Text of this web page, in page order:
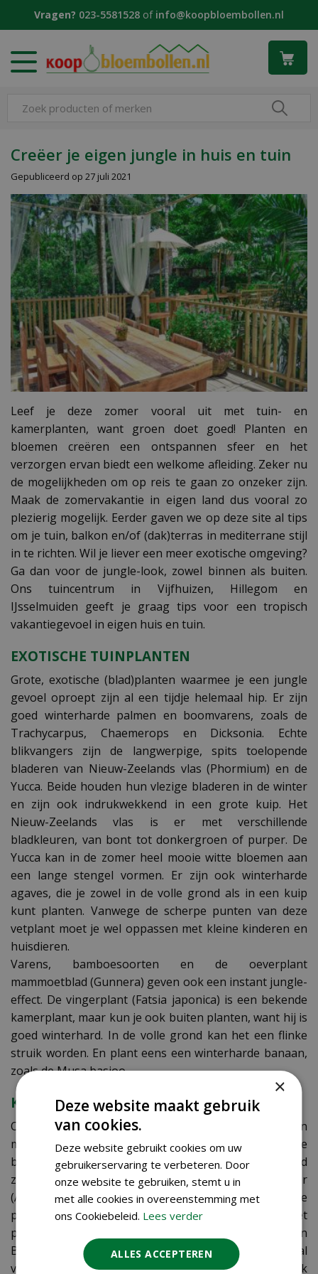
Vragen? 023-5581528 of info@koopbloembollen.nl
Creëer je eigen jungle in huis en tuin
Gepubliceerd op 27 juli 2021
Leef je deze zomer vooral uit met tuin- en
kamerplanten, want groen doet goed! Planten en
bloemen creëren een ontspannen sfeer en het
verzorgen ervan biedt een welkome afleiding. Zeker nu
de mogelijkheden om op reis te gaan zo onzeker zijn.
Maak de zomervakantie in eigen land dus vooral zo
plezierig mogelijk. Eerder gaven we op deze site al tips
om je tuin, balkon en/of (dak)terras in mediterrane stijl
in te richten. Wil je liever een meer exotische omgeving?
Ga dan voor de jungle-look, zowel binnen als buiten.
Ons tuincentrum in Vijfhuizen, Hillegom en
IJsselmuiden geeft je graag tips voor een tropisch
vakantiegevoel in eigen huis en tuin.
EXOTISCHE TUINPLANTEN
Grote, exotische (blad)planten waarmee je een jungle
gevoel oproept zijn al een tijdje helemaal hip. Er zijn
goed winterharde palmen en boomvarens, zoals de
Trachycarpus, Chaemerops en Dicksonia. Echte
blikvangers zijn de langwerpige, spits toelopende
bladeren van Nieuw-Zeelands vlas (Phormium) en de
Yucca. Beide houden hun vlezige bladeren in de winter
en zijn ook indrukwekkend in een grote kuip. Het
Nieuw-Zeelands vlas is er met verschillende
bladkleuren, van bont tot donkergroen of purper. De
Yucca kan in de zomer heel mooie witte bloemen aan
een lange stengel vormen. Er zijn ook winterharde
agaves, die je zowel in de volle grond als in een kuip
kunt planten. Vanwege de scherpe punten van deze
vetplant moet je wel oppassen met kleine kinderen en
huisdieren.
Varens, bamboesoorten en de oeverplant
mammoetblad (Gunnera) geven ook een instant jungle-
effect. De vingerplant (Fatsia japonica) is een bekende
kamerplant, maar kun je ook buiten planten, want hij is
goed winterhard. In de volle grond kan het een flinke
struik worden. En plant eens een winterharde banaan,
zoals de Musa basjoo.
KAMERPLANTEN MET EEN JUNGLE-LOOK
Ook hierin heb je ruime keuze, mede omdat planten
met grote bladeren of met een opvallende
bladtekening en exotische bloeiers al een tijd een trend
zijn. Denk aan de gatenplant (Monstera), olifantsoor
(Alocasia), Calathea, de stippenbegonia, de
paradijsvogelplant (Strelitzia), Kentiapalm (Howea), het
pannenkoekenplantje (Pilea Peperomioides) en
Bromelia. Hangende planten zorgen voor een waterval
van groen, zodat je je echt in het oerwoud waant. Denk
×
Deze website maakt gebruik
van cookies.
Deze website gebruikt cookies om uw
gebruikerservaring te verbeteren. Door
onze website te gebruiken, stemt u in
met alle cookies in overeenstemming met
ons Cookiebeleid. Lees verder
ALLES ACCEPTEREN